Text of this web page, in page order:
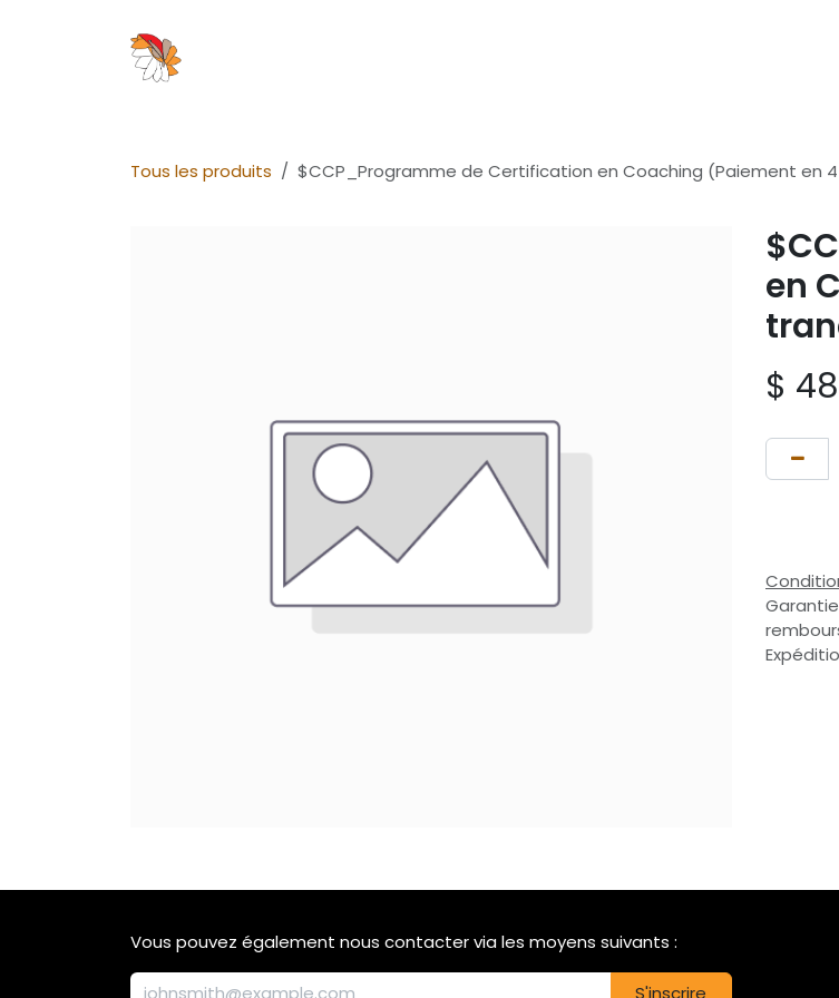
Tous les produits $CCP_Programme de Certification en Coaching (Paiement en
en
$
Vous pouvez également nous contacter via les moyens suivants :
S'inscrire